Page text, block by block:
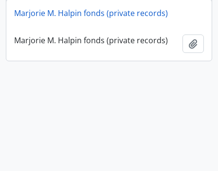
Marjorie Halpin (MOA Curator) fonds
Marjorie M. Halpin fonds (private records)
Marjorie M. Halpin fonds (private records)